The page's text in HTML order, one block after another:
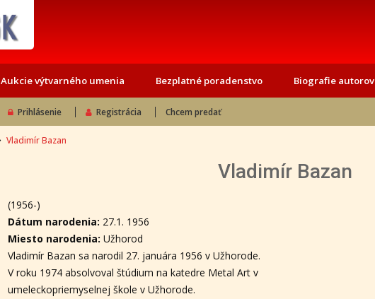
Aukcie výtvarného umenia Bezplatné poradenstvo Biografie autorov
Prihlásenie Registrácia Chcem predať
Vladimír Bazan
Vladimír Bazan
(1956-)
Dátum narodenia: 27.1. 1956
Miesto narodenia:Užhorod
Vladimír Bazan sa narodil 27. januára 1956 v Užhorode.
V roku 1974 absolvoval štúdium na katedre Metal Art v
umeleckopriemyselnej škole v Užhorode.